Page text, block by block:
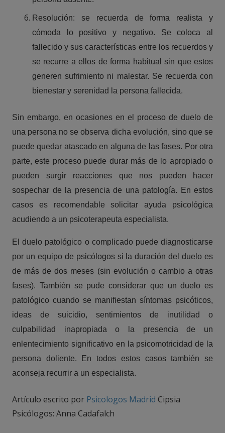
Resolución: se recuerda de forma realista y
cómoda lo positivo y negativo. Se coloca al
fallecido y sus características entre los recuerdos y
se recurre a ellos de forma habitual sin que estos
generen sufrimiento ni malestar. Se recuerda con
bienestar y serenidad la persona fallecida.
Sin embargo, en ocasiones en el proceso de duelo de
una persona no se observa dicha evolución, sino que se
puede quedar atascado en alguna de las fases. Por otra
parte, este proceso puede durar más de lo apropiado o
pueden surgir reacciones que nos pueden hacer
sospechar de la presencia de una patología. En estos
casos es recomendable solicitar ayuda psicológica
acudiendo a un psicoterapeuta especialista.
El duelo patológico o complicado puede diagnosticarse
por un equipo de psicólogos si la duración del duelo es
de más de dos meses (sin evolución o cambio a otras
fases). También se pude considerar que un duelo es
patológico cuando se manifiestan síntomas psicóticos,
ideas de suicidio, sentimientos de inutilidad o
culpabilidad inapropiada o la presencia de un
enlentecimiento significativo en la psicomotricidad de la
persona doliente. En todos estos casos también se
aconseja recurrir a un especialista.
Artículo escrito por Psicologos Madrid Cipsia
Psicólogos: Anna Cadafalch